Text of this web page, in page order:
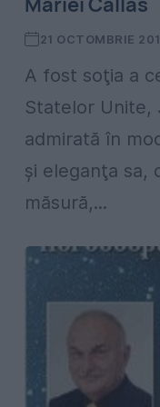
21 OCTOMBRIE
A fost soţia a
Statelor Unite,
admirată în
şi eleganţa sa,
măsură,...